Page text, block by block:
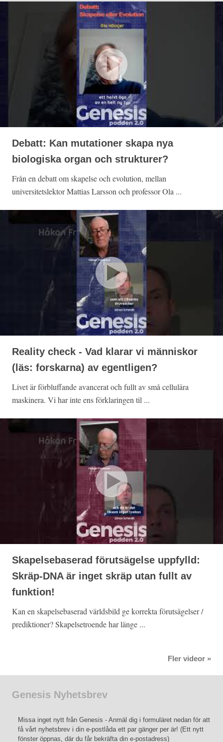
Debatt: Kan mutationer skapa nya
biologiska organ och strukturer?
Från en debatt om skapelse och evolution, mellan
universitetslektor Mattias Larsson och professor Ola ...
Reality check - Vad klarar vi människor
(läs: forskarna) av egentligen?
Livet är förbluffande avancerat och fullt av små cellulära
maskinera. Vi har inte ens förklaringen til ...
Skapelsebaserad förutsägelse uppfylld:
Skräp-DNA är inget skräp utan fullt av
funktion!
Kan en skapelsebaserad världsbild ge korrekta förutsägelser /
prediktioner? Skapelsetroende har länge ...
Fler videor »
Genesis Nyhetsbrev
Missa inget nytt från Genesis - Anmäl dig i formuläret nedan för att
få vårt nyhetsbrev i din e-postlåda ett par gänger per är! (Ett nytt
fönster öppnas, där du får bekräfta din e-postadress)